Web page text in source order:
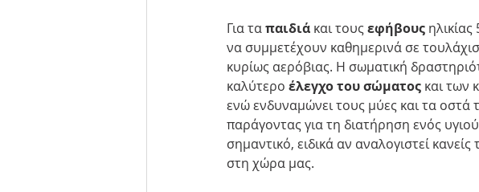
Για τα παιδιά και τους εφήβους
να συμμετέχουν καθημερινά σε
κυρίως αερόβιας. Η σωματική
καλύτερο έλεγχο του σώματος και των
ενώ ενδυναμώνει τους μύες και τα οστά
παράγοντας για τη διατήρηση ενός
σημαντικό, ειδικά αν αναλογιστεί
στη χώρα μας.